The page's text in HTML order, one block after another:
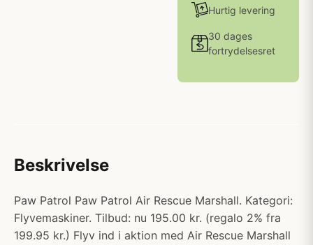
Hurtig levering
30 dages
fortrydelsesret
Beskrivelse
Paw Patrol Paw Patrol Air Rescue Marshall. Kategori:
Flyvemaskiner. Tilbud: nu 195.00 kr. (regalo 2% fra
199.95 kr.) Flyv ind i aktion med Air Rescue Marshall